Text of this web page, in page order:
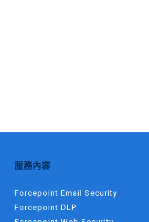
服務內容
Forcepoint Email Security
Forcepoint DLP